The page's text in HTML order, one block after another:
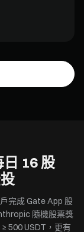
16 股
完成 Gate App 股
隨機股票獎
500 USDT，更有